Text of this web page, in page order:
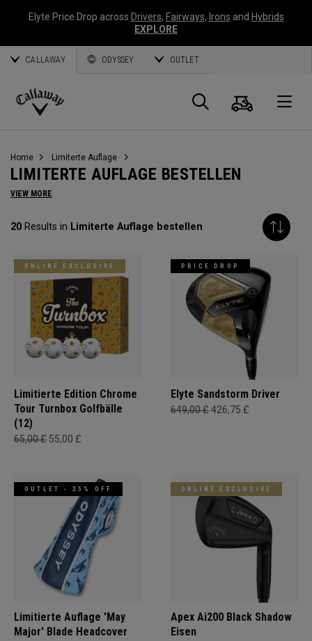
Elyte Price Drop across Drivers, Fairways, Irons and Hybrids
EXPLORE
CALLAWAY ODYSSEY OUTLET
Callaway
Suche
Home Limiterte Auflage
LIMITERTE AUFLAGE BESTELLEN
VIEW MORE
20 Results in Limiterte Auflage bestellen
ONLINE EXCLUSIVE
Limitierte Edition Chrome
Tour Turnbox Golfbälle
(12)
65,00 £ 55,00 £
PRICE DROP
Elyte Sandstorm Driver
649,00 £426,75 £
OUTLET - 35% OFF
Limitierte Auflage 'May
Major' Blade Headcover
ONLINE EXCLUSIVE
Apex Ai200 Black Shadow
Eisen